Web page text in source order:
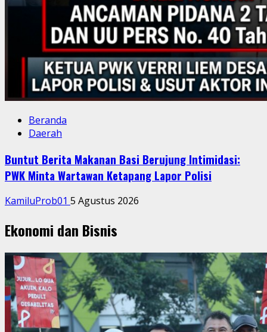
Beranda
Daerah
Buntut Berita Makanan Basi Berujung Intimidasi:
PWK Minta Wartawan Ketapang Lapor Polisi
KamiluProb01 5 Agustus 2026
Ekonomi dan Bisnis